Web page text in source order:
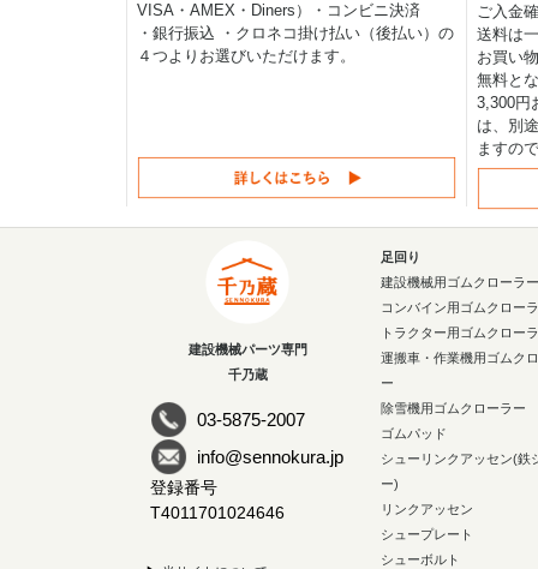
VISA・AMEX・Diners）・コンビニ決済
・銀行振込 ・クロネコ掛け払い（後払い）の
４つよりお選びいただけます。
ご入金
送料は
お買い
無料と
3,300円
は、別
ますの
建設機械パーツ専門
千乃蔵
03-5875-2007
info@sennokura.jp
登録番号
T4011701024646
足回り
建設機械用ゴムクローラ
コンバイン用ゴムクロー
トラクター用ゴムクロー
運搬車・作業機用ゴムク
ー
除雪機用ゴムクローラー
ゴムパッド
シューリンクアッセン(鉄
ー)
リンクアッセン
シュープレート
シューボルト